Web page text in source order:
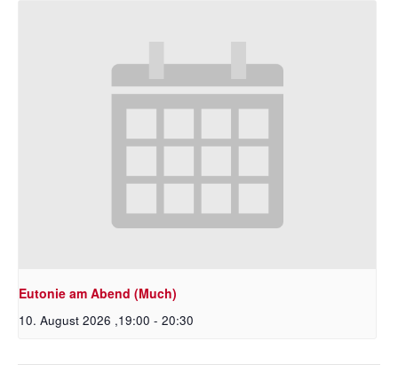
Eutonie am Abend (Much)
10. August 2026 ,19:00 - 20:30